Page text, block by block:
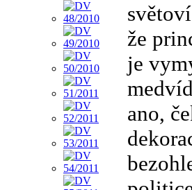
že
je
ano,